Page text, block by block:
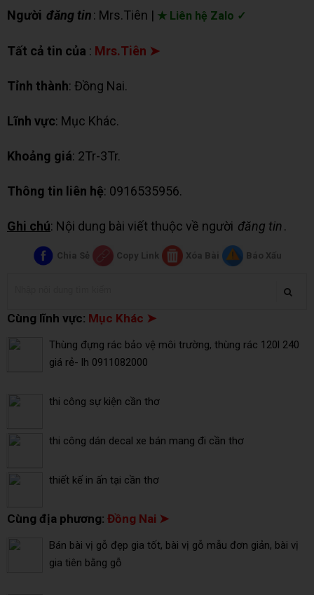
Người đăng tin: Mrs.Tiên | ★ Liên hệ Zalo ✓
Tất cả tin của : Mrs.Tiên ➤
Tỉnh thành: Đồng Nai.
Lĩnh vực: Mục Khác.
Khoảng giá: 2Tr-3Tr.
Thông tin liên hệ: 0916535956.
Ghi chú: Nội dung bài viết thuộc về người đăng tin.
Chia Sẻ Copy Link Xóa Bài Báo Xấu
Cùng lĩnh vực: Mục Khác ➤
Thùng đựng rác bảo vệ môi trường, thùng rác 120l 240
giá rẻ- lh 0911082000
thi công sự kiện cần thơ
thi công dán decal xe bán mang đi cần thơ
thiết kế in ấn tại cần thơ
Cùng địa phương: Đồng Nai ➤
Bán bài vị gỗ đẹp gia tốt, bài vị gỗ mẫu đơn giản, bài vị
gia tiên bằng gỗ